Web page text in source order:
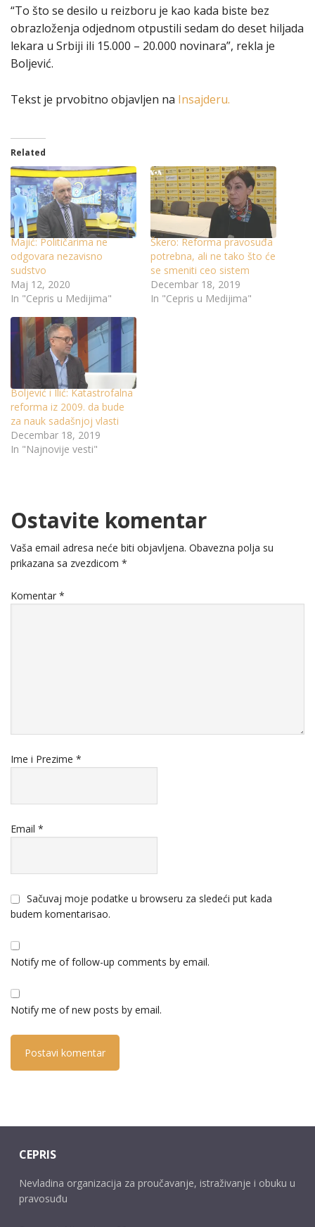
“To što se desilo u reizboru je kao kada biste bez
obrazloženja odjednom otpustili sedam do deset hiljada
lekara u Srbiji ili 15.000 – 20.000 novinara”, rekla je
Boljević.
Tekst je prvobitno objavljen na Insajderu.
Related
Majić: Političarima ne
odgovara nezavisno
sudstvo
Maj 12, 2020
In "Cepris u Medijima"
Škero: Reforma pravosuđa
potrebna, ali ne tako što će
se smeniti ceo sistem
Decembar 18, 2019
In "Cepris u Medijima"
Boljević i Ilić: Katastrofalna
reforma iz 2009. da bude
za nauk sadašnjoj vlasti
Decembar 18, 2019
In "Najnovije vesti"
Ostavite komentar
Vaša email adresa neće biti objavljena. Obavezna polja su
prikazana sa zvezdicom *
Komentar *
Ime i Prezime *
Email *
Sačuvaj moje podatke u browseru za sledeći put kada
budem komentarisao.
Notify me of follow-up comments by email.
Notify me of new posts by email.
CEPRIS
Nevladina organizacija za proučavanje, istraživanje i obuku u
pravosuđu